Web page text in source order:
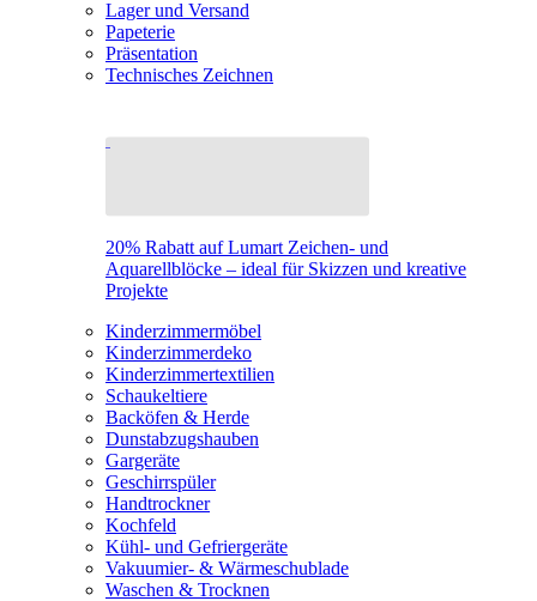
Lager und Versand
Papeterie
Präsentation
Technisches Zeichnen
20% Rabatt auf Lumart Zeichen- und
Aquarellblöcke – ideal für Skizzen und kreative
Projekte
Kinderzimmermöbel
Kinderzimmerdeko
Kinderzimmertextilien
Schaukeltiere
Backöfen & Herde
Dunstabzugshauben
Gargeräte
Geschirrspüler
Handtrockner
Kochfeld
Kühl- und Gefriergeräte
Vakuumier- & Wärmeschublade
Waschen & Trocknen